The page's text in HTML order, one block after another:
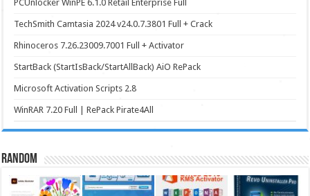
PCUnlocker WinPE 6.1.0 Retail Enterprise Full
TechSmith Camtasia 2024 v24.0.7.3801 Full + Crack
Rhinoceros 7.26.23009.7001 Full + Activator
StartBack (StartIsBack/StartAllBack) AiO RePack
Microsoft Activation Scripts 2.8
WinRAR 7.20 Full | RePack Pirate4All
Random